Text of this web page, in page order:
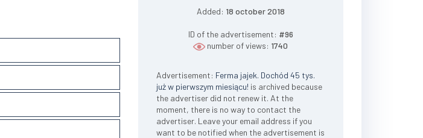
Added: 18 october 2018
ID of the advertisement: #96
number of views: 1740
Advertisement: Ferma jajek. Dochód 45 tys.
już w pierwszym miesiącu! is archived because
the advertiser did not renew it. At the
moment, there is no way to contact the
advertiser. Leave your email address if you
want to be notified when the advertisement is